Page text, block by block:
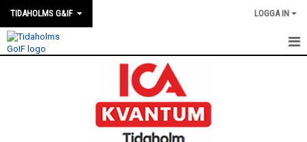
TIDAHOLMS G&IF LOGGA IN